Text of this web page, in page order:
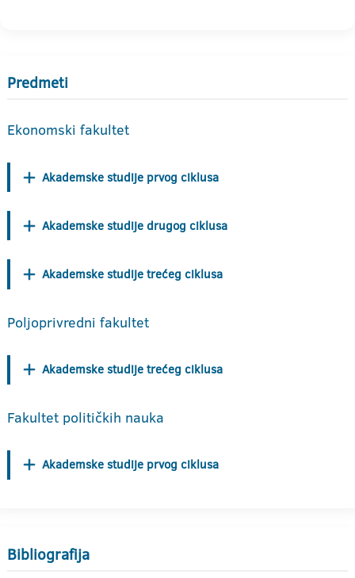
Predmeti
Ekonomski fakultet
Akademske studije prvog ciklusa
Akademske studije drugog ciklusa
Akademske studije trećeg ciklusa
Poljoprivredni fakultet
Akademske studije trećeg ciklusa
Fakultet političkih nauka
Akademske studije prvog ciklusa
Bibliografija